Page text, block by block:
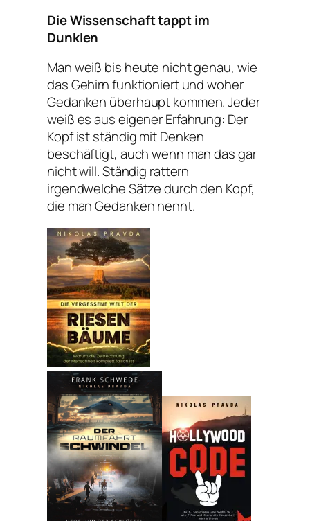
Die Wissenschaft tappt im
Dunklen
Man weiß bis heute nicht genau, wie
das Gehirn funktioniert und woher
Gedanken überhaupt kommen. Jeder
weiß es aus eigener Erfahrung: Der
Kopf ist ständig mit Denken
beschäftigt, auch wenn man das gar
nicht will. Ständig rattern
irgendwelche Sätze durch den Kopf,
die man Gedanken nennt.